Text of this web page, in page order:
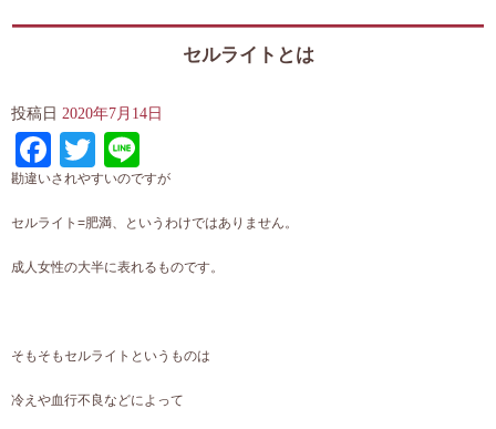
セルライトとは
投稿日 2020年7月14日
Facebook
Twitter
勘違いされやすいのですが
セルライト=肥満、というわけではありません。
成人女性の大半に表れるものです。
そもそもセルライトというものは
冷えや血行不良などによって